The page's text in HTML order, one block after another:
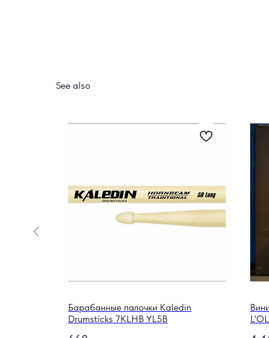
See also
Барабанные палочки Kaledin
Drumsticks 7KLHB YL5B